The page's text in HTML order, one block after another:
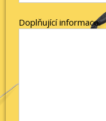
Doplňující informace: